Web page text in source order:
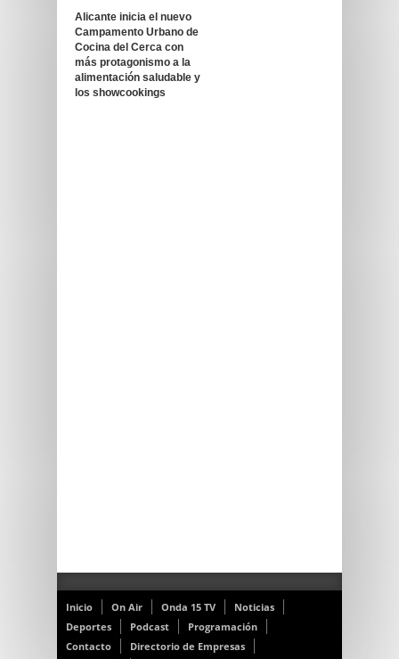
Alicante inicia el nuevo
Campamento Urbano de
Cocina del Cerca con
más protagonismo a la
alimentación saludable y
los showcookings
Inicio On Air Onda 15 TV
Noticias
Deportes
Podcast
Programación
Contacto
Directorio de Empresas